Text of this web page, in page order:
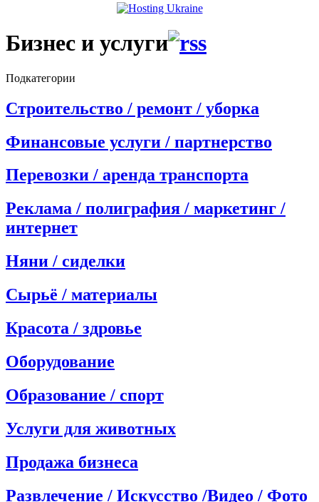
Бизнес и услуги
Подкатегории
Строительство / ремонт / уборка
Финансовые услуги / партнерство
Перевозки / аренда транспорта
Реклама / полиграфия / маркетинг /
интернет
Няни / сиделки
Сырьё / материалы
Красота / здровье
Оборудование
Образование / спорт
Услуги для животных
Продажа бизнеса
Развлечение / Искусство /Видео / Фото